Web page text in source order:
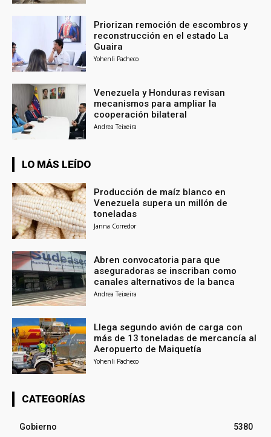
Priorizan remoción de escombros y
reconstrucción en el estado La
Guaira
Yohenli Pacheco
Venezuela y Honduras revisan
mecanismos para ampliar la
cooperación bilateral
Andrea Teixeira
LO MÁS LEÍDO
Producción de maíz blanco en
Venezuela supera un millón de
toneladas
Janna Corredor
Abren convocatoria para que
aseguradoras se inscriban como
canales alternativos de la banca
Andrea Teixeira
Llega segundo avión de carga con
más de 13 toneladas de mercancía al
Aeropuerto de Maiquetía
Yohenli Pacheco
CATEGORÍAS
Gobierno
5380